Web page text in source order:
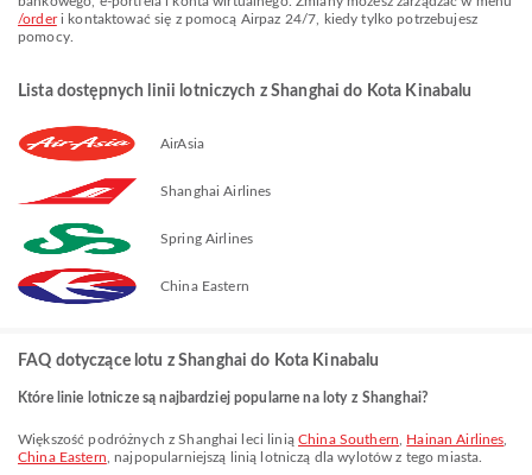
/orderi kontaktować się z pomocą Airpaz 24/7, kiedy tylko potrzebujesz
pomocy.
Lista dostępnych linii lotniczych z Shanghai do Kota Kinabalu
AirAsia
Shanghai Airlines
Spring Airlines
China Eastern
FAQ dotyczące lotu z Shanghai do Kota Kinabalu
Które linie lotnicze są najbardziej popularne na loty z Shanghai?
Większość podróżnych z Shanghai leci liniąChina Southern Hainan Airlines
China Eastern , najpopularniejszą linią lotniczą dla wylotów z tego miasta.